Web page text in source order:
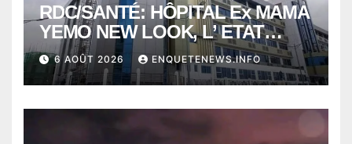
RDC/SANTÉ: HÔPITAL Ex MAMA
YEMO NEW LOOK, L’ ETAT
PERD LE CONTROLE
6 AOÛT 2026 ENQUETENEWS.INFO